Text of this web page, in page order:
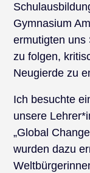
Gymnasium
ermutigten uns
zu folgen,
Neugierde zu
Ich besuchte
unsere
„Global
wurden dazu